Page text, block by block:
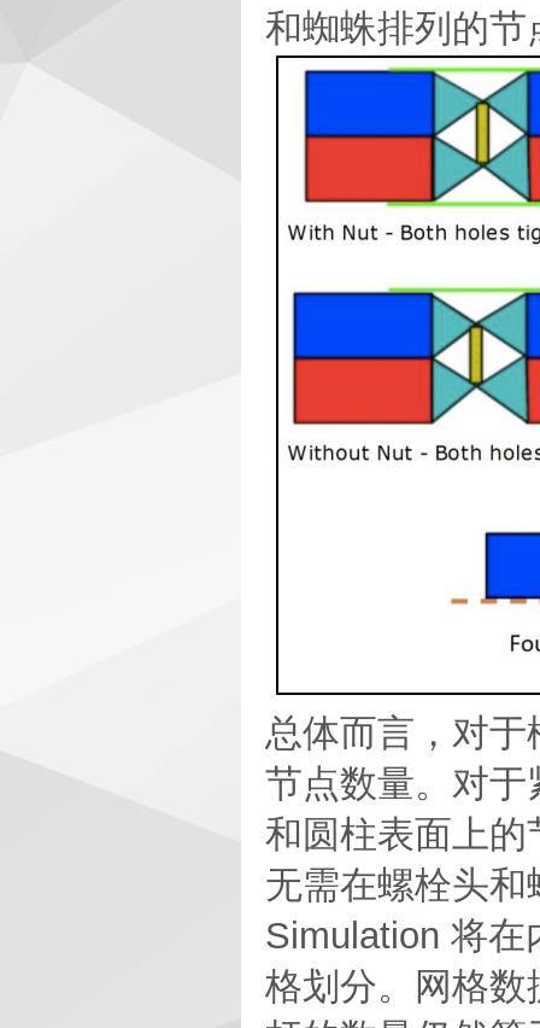
和蜘蛛排列的
总体而言，对
节点数量。对
和圆柱表面上的
无需在螺栓头
Simulation 将在
格划分。网格